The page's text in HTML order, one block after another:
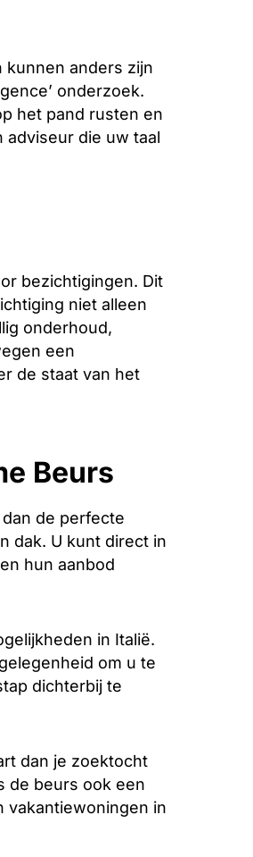
kunnen anders zijn
onderzoek.
het pand rusten en
adviseur die uw taal
bezichtigingen. Dit
niet alleen
onderhoud,
een
de staat van het
Beurs
de perfecte
dak. U kunt direct in
hun aanbod
in Italië.
om u te
dichterbij te
dan je zoektocht
de beurs ook een
vakantiewoningen in